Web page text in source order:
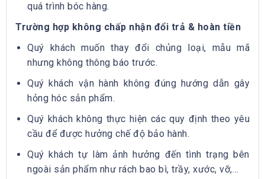
quá trình bóc hàng.
Trường hợp không chấp nhận đổi trả & hoàn tiền
Quý khách muốn thay đổi chủng loại, mẫu mã
nhưng không thông báo trước.
Quý khách vận hành không đúng hướng dẫn gây
hỏng hóc sản phẩm.
Quý khách không thực hiện các quy định theo yêu
cầu để được hưởng chế độ bảo hành.
Quý khách tự làm ảnh hưởng đến tình trạng bên
ngoài sản phẩm như rách bao bì, trầy, xước, vỡ,…